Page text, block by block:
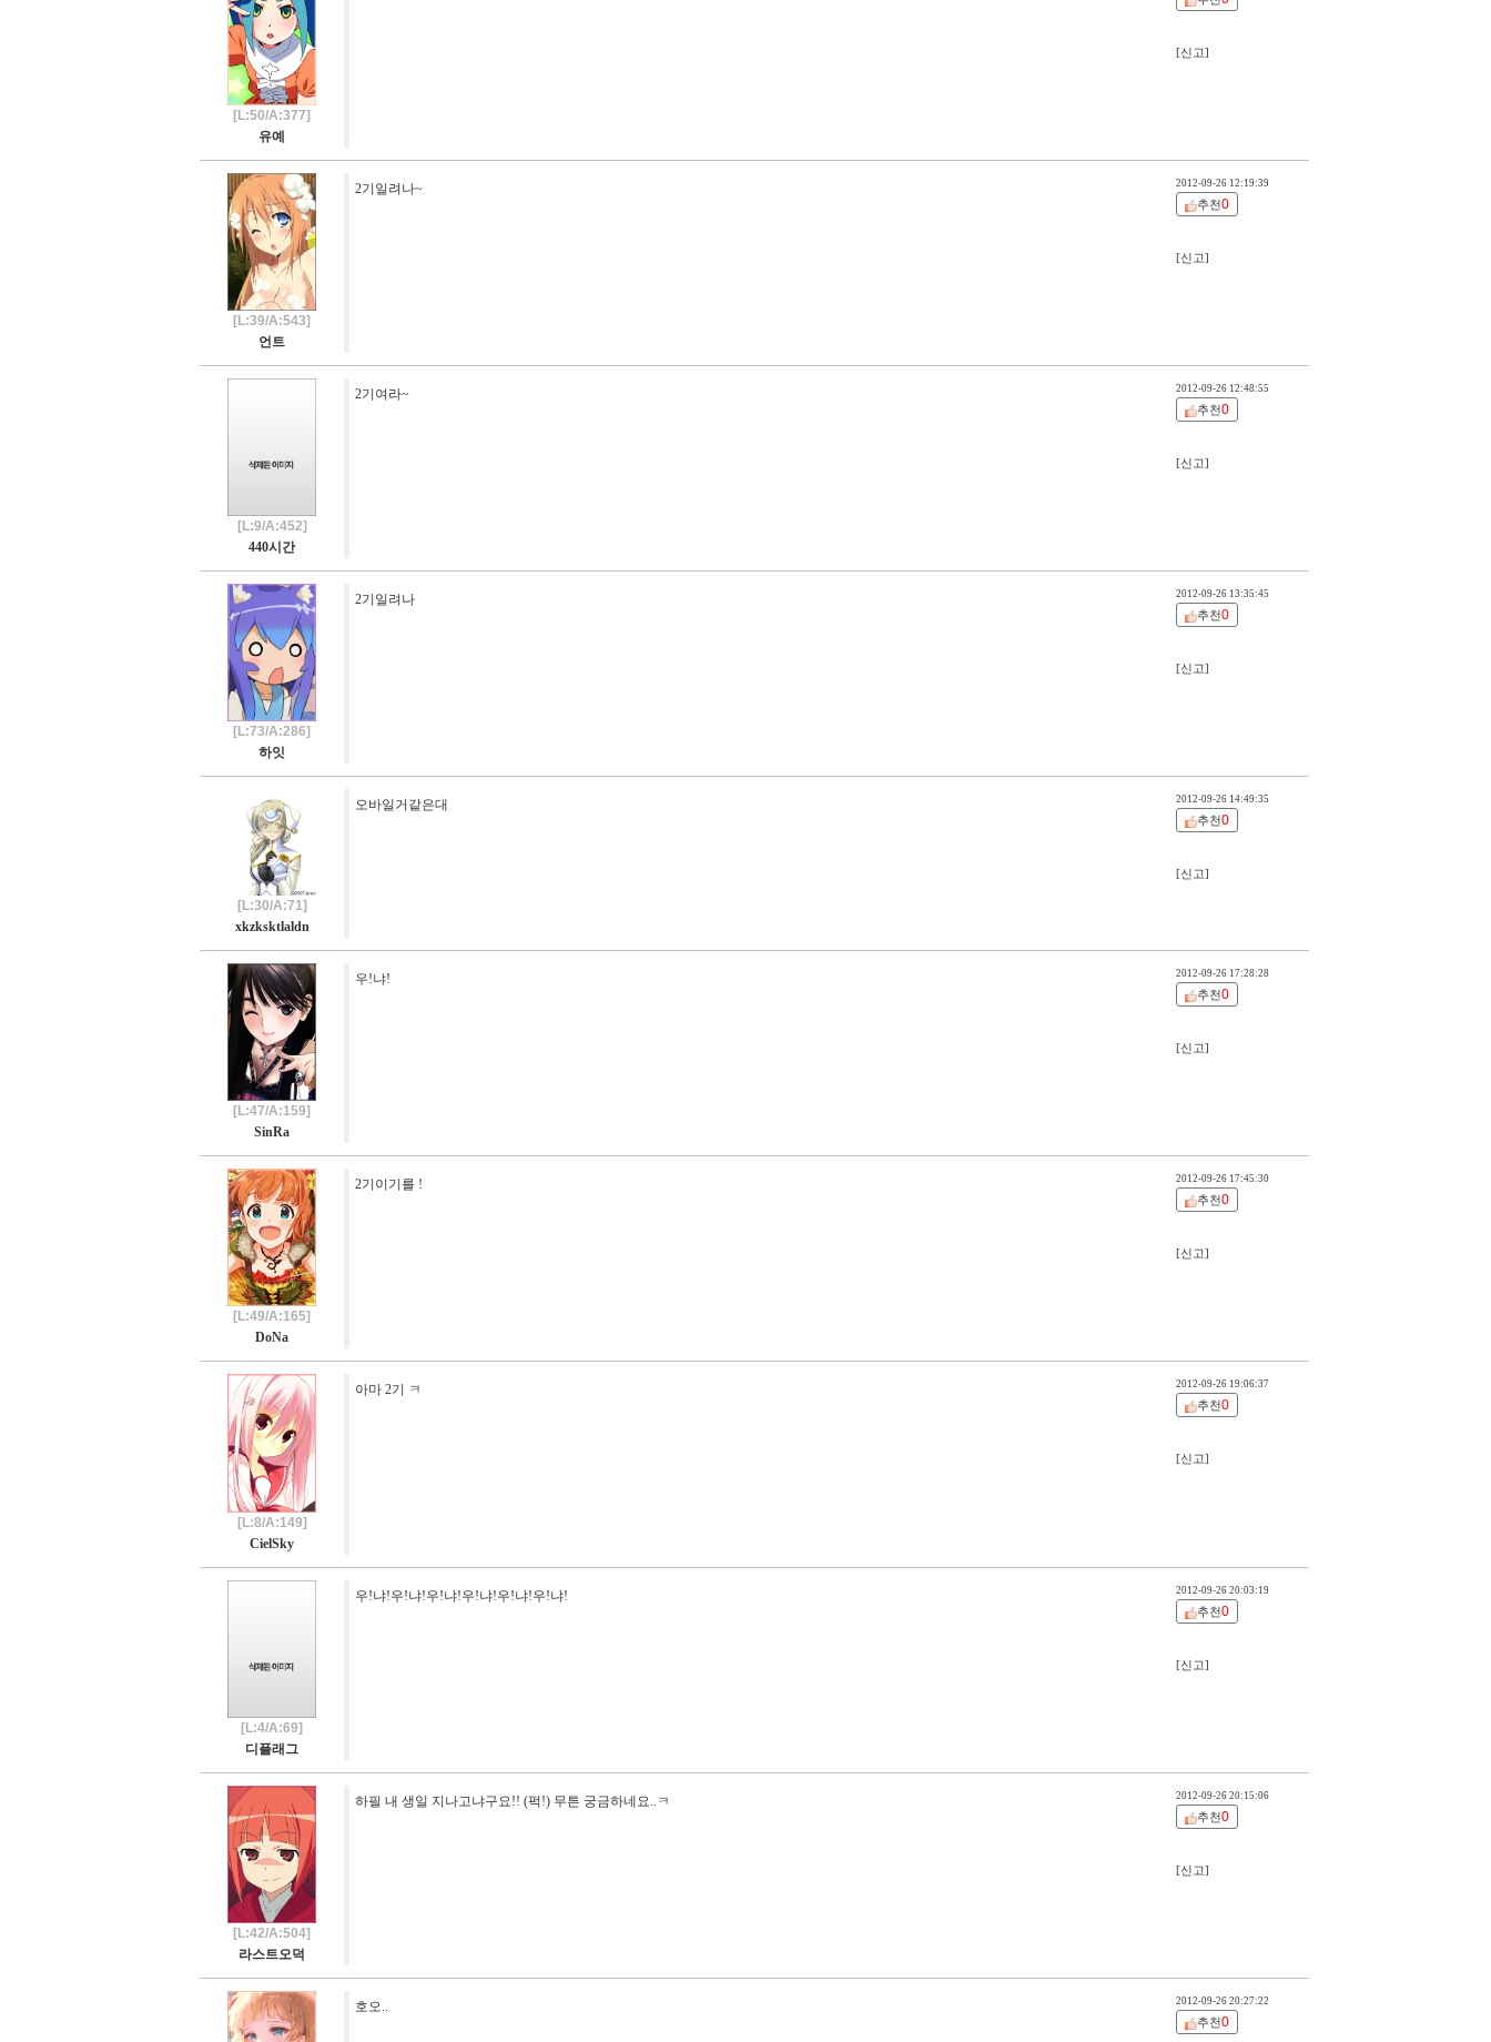
[L:50/A:377]
유예
[신고]
[L:39/A:543]
언트
2기일려나~ 2012-09-26 12:19:39
추천0
[신고]
[L:9/A:452]
440시간
2기여라~ 2012-09-26 12:48:55
추천0
[신고]
[L:73/A:286]
하잇
2기일려나 2012-09-26 13:35:45
추천0
[신고]
[L:30/A:71]
xkzksktlaldn
오바일거같은대 2012-09-26 14:49:35
추천0
[신고]
[L:47/A:159]
SinRa
우!냐! 2012-09-26 17:28:28
추천0
[신고]
[L:49/A:165]
DoNa
2기이기를 ! 2012-09-26 17:45:30
추천0
[신고]
[L:8/A:149]
CielSky
아마 2기 ㅋ 2012-09-26 19:06:37
추천0
[신고]
[L:4/A:69]
디플래그
우!냐!우!냐!우!냐!우!냐!우!냐!우!냐! 2012-09-26 20:03:19
추천0
[신고]
[L:42/A:504]
라스트오덕
하필 내 생일 지나고냐구요!! (퍽!) 무튼 궁금하네요..ㅋ 2012-09-26 20:15:06
추천0
[신고]
호오.. 2012-09-26 20:27:22
추천0